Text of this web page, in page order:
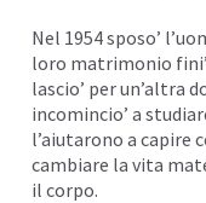
Nel 1954 sposo’
loro matrimonio
lascio’ per un’altra
incomincio’ a
l’aiutarono a capire
cambiare la vita
il corpo.